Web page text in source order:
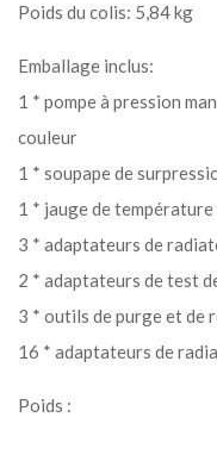
Poids du colis: 5,84 kg
Emballage inclus:
1 * pompe à pression
couleur
1 * soupape de
1 * jauge de température
3 * adaptateurs de
2 * adaptateurs de test
3 * outils de purge et de
16 * adaptateurs de
Poids :